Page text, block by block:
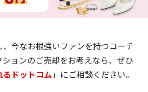
今なお根強いファンを持つコーチ
ョンのご売却をお考えなら、ぜひ
ドットコム」にご相談ください。